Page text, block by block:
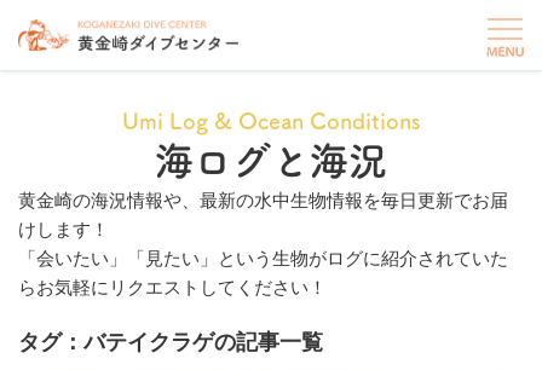
Umi Log & Ocean Conditions
海ログと海況
黄金崎の海況情報や、最新の水中生物情報を毎日更新でお届
けします！
「会いたい」「見たい」という生物がログに紹介されていた
らお気軽にリクエストしてください！
タグ：バテイクラゲの記事一覧